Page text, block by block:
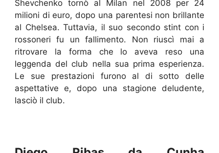
Shevchenko tornò al Milan nel 2008 per 24
milioni di euro, dopo una parentesi non brillante
al Chelsea. Tuttavia, il suo secondo stint con i
rossoneri fu un fallimento. Non riuscì mai a
ritrovare la forma che lo aveva reso una
leggenda del club nella sua prima esperienza.
Le sue prestazioni furono al di sotto delle
aspettative e, dopo una stagione deludente,
lasciò il club.